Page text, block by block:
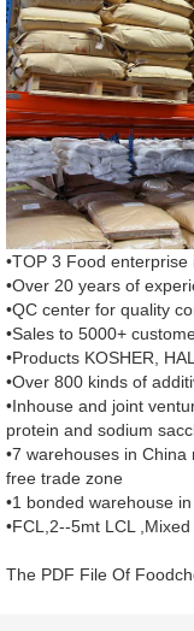
•TOP 3 Food enterprise
•Over 20 years of
•QC center for quality
•Sales to 5000+
•Products KOSHER,
•Over 800 kinds of
•Inhouse and joint
protein and sodium
•7 warehouses in
free trade zone
•1 bonded warehouse
•FCL,2--5mt LCL
The PDF File Of